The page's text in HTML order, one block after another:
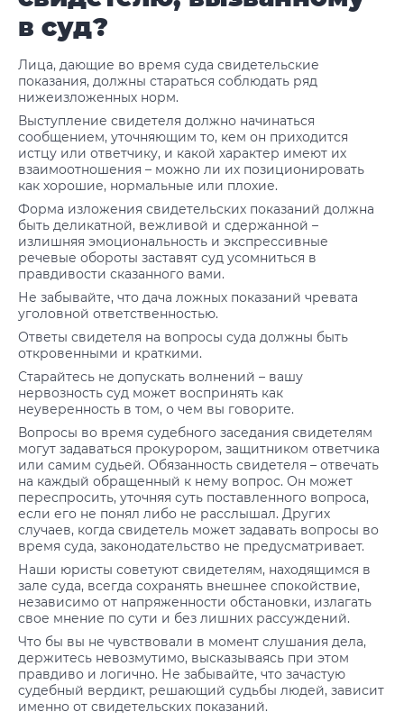
в суд?
Лица, дающие во время суда свидетельские
показания, должны стараться соблюдать ряд
нижеизложенных норм.
Выступление свидетеля должно начинаться
сообщением, уточняющим то, кем он приходится
истцу или ответчику, и какой характер имеют их
взаимоотношения – можно ли их позиционировать
как хорошие, нормальные или плохие.
Форма изложения свидетельских показаний должна
быть деликатной, вежливой и сдержанной –
излишняя эмоциональность и экспрессивные
речевые обороты заставят суд усомниться в
правдивости сказанного вами.
Не забывайте, что дача ложных показаний чревата
уголовной ответственностью.
Ответы свидетеля на вопросы суда должны быть
откровенными и краткими.
Старайтесь не допускать волнений – вашу
нервозность суд может воспринять как
неуверенность в том, о чем вы говорите.
Вопросы во время судебного заседания свидетелям
могут задаваться прокурором, защитником ответчика
или самим судьей. Обязанность свидетеля – отвечать
на каждый обращенный к нему вопрос. Он может
переспросить, уточняя суть поставленного вопроса,
если его не понял либо не расслышал. Других
случаев, когда свидетель может задавать вопросы во
время суда, законодательство не предусматривает.
Наши юристы советуют свидетелям, находящимся в
зале суда, всегда сохранять внешнее спокойствие,
независимо от напряженности обстановки, излагать
свое мнение по сути и без лишних рассуждений.
Что бы вы не чувствовали в момент слушания дела,
держитесь невозмутимо, высказываясь при этом
правдиво и логично. Не забывайте, что зачастую
судебный вердикт, решающий судьбы людей, зависит
именно от свидетельских показаний.